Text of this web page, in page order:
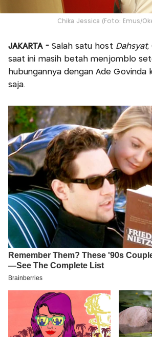
Chika Jessica (Foto: Emus/
JAKARTA - Salah satu host Dahsyat,
saat ini masih betah menjomblo
hubungannya dengan Ade Govinda
saja.